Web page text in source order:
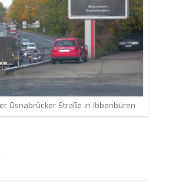
Osnabrücker Straße in Ibbenbüren
.